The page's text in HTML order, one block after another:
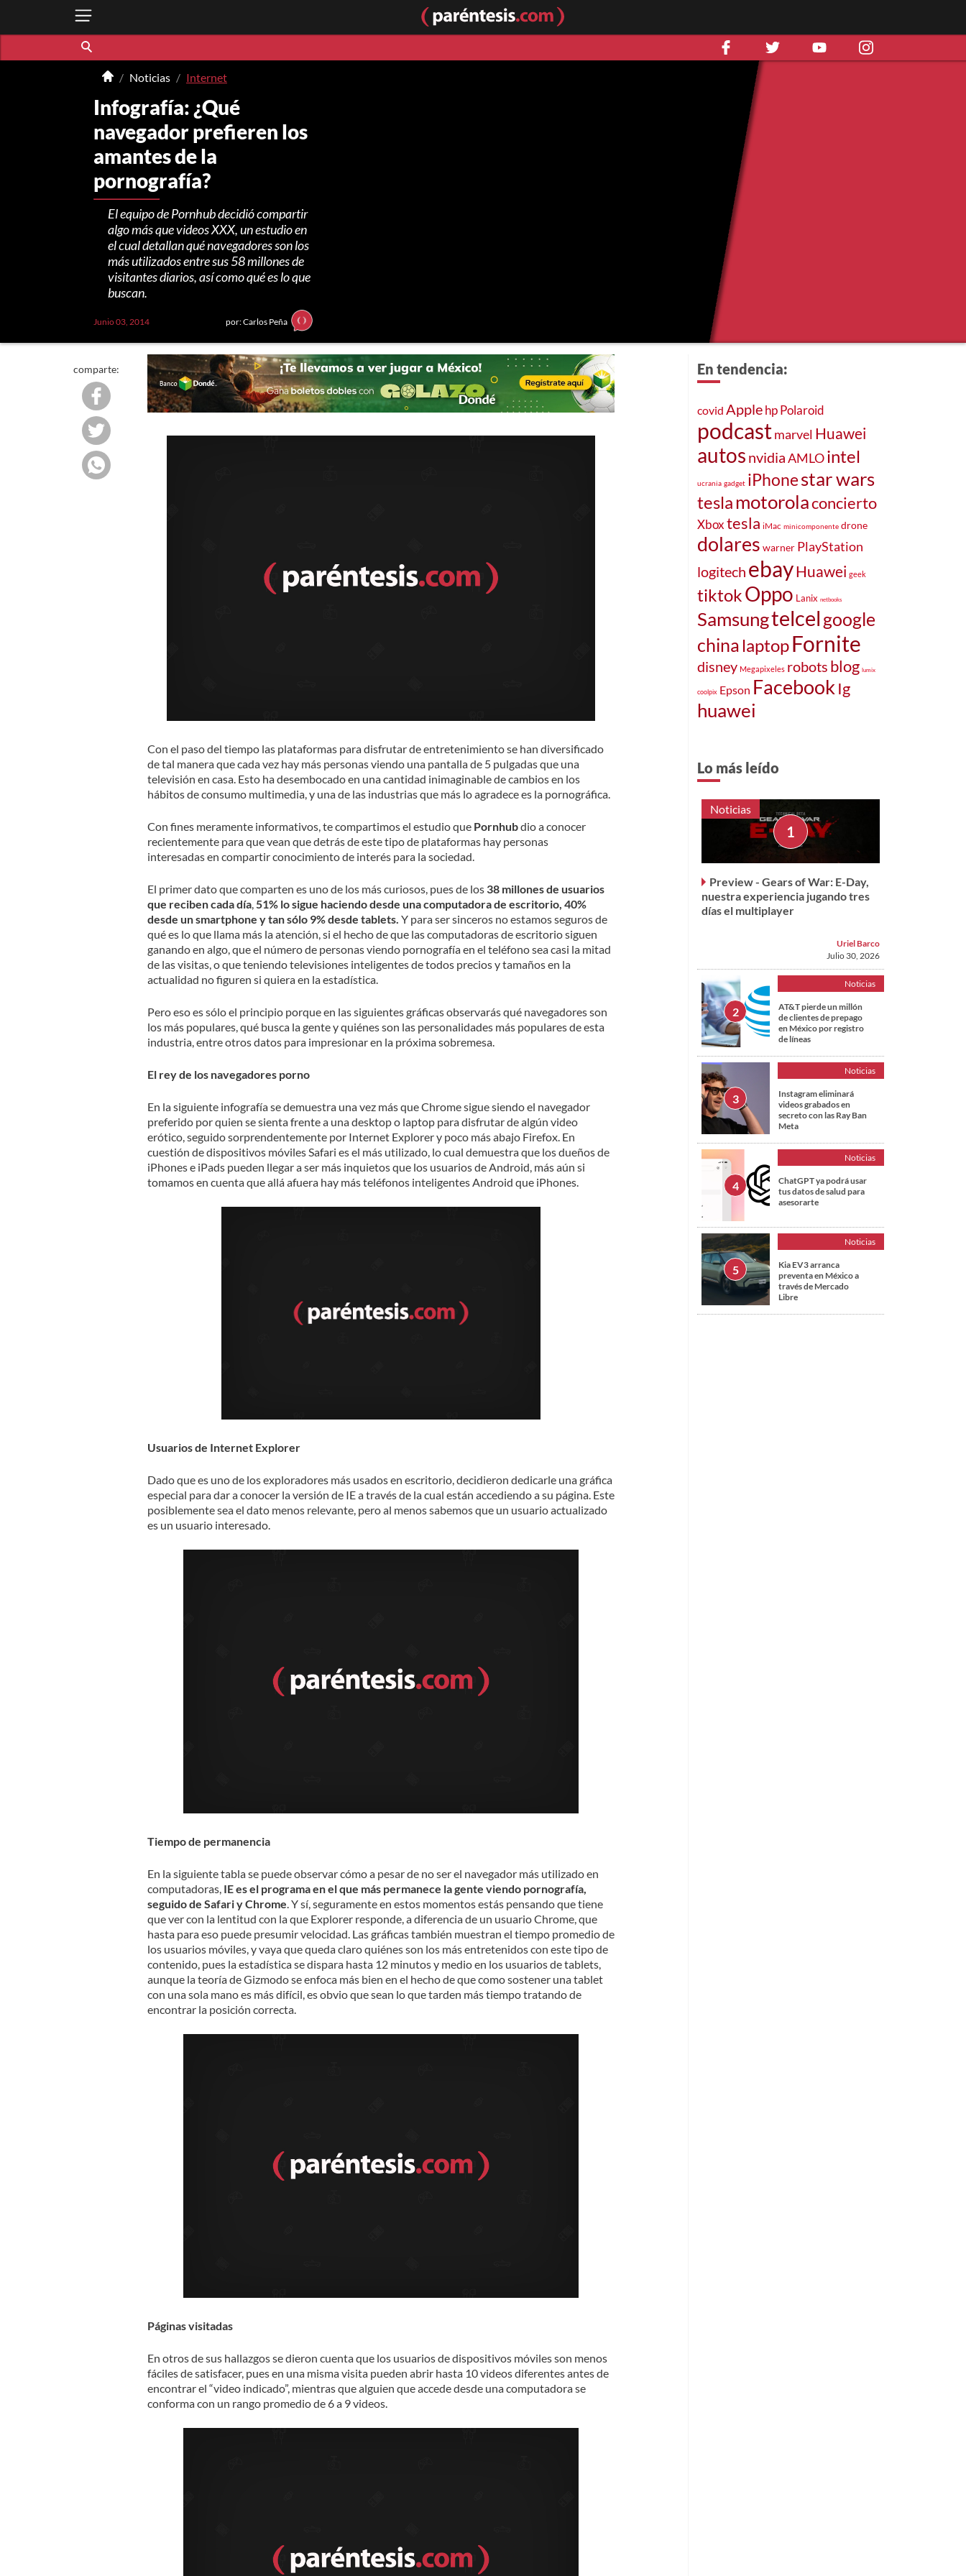
Noticias Internet
Infografía: ¿Qué
navegador prefieren los
amantes de la
pornografía?
El equipo de Pornhub decidió compartir
algo más que videos XXX, un estudio en
el cual detallan qué navegadores son los
más utilizados entre sus 58 millones de
visitantes diarios, así como qué es lo que
buscan.
Junio 03, 2014 por: Carlos Peña
comparte:
Con el paso del tiempo las plataformas para disfrutar de entretenimiento se han diversificado
de tal manera que cada vez hay más personas viendo una pantalla de 5 pulgadas que una
televisión en casa. Esto ha desembocado en una cantidad inimaginable de cambios en los
hábitos de consumo multimedia, y una de las industrias que más lo agradece es la pornográfica.
Con fines meramente informativos, te compartimos el estudio que Pornhubdio a conocer
recientemente para que vean que detrás de este tipo de plataformas hay personas
interesadas en compartir conocimiento de interés para la sociedad.
El primer dato que comparten es uno de los más curiosos, pues de los38 millones de usuarios
que reciben cada día,51% lo sigue haciendo desde una computadora de escritorio, 40%
desde un smartphone y tan sólo 9% desde tablets. Y para ser sinceros no estamos seguros de
qué es lo que llama más la atención, si el hecho de que las computadoras de escritorio siguen
ganando en algo, que el número de personas viendo pornografía en el teléfono sea casi la mitad
de las visitas, o que teniendo televisiones inteligentes de todos precios y tamaños en la
actualidad no figuren si quiera en la estadística.
Pero eso es sólo el principio porque en las siguientes gráficas observarás qué navegadores son
los más populares, qué busca la gente y quiénes son las personalidades más populares de esta
industria, entre otros datos para impresionar en la próxima sobremesa.
El rey de los navegadores porno
En la siguiente infografía se demuestra una vez más que Chrome sigue siendo el navegador
preferido por quien se sienta frente a una desktop o laptop para disfrutar de algún video
erótico, seguido sorprendentemente por Internet Explorer y poco más abajo Firefox. En
cuestión de dispositivos móviles Safari es el más utilizado, lo cual demuestra que los dueños de
iPhones e iPads pueden llegar a ser más inquietos que los usuarios de Android, más aún si
tomamos en cuenta que allá afuera hay más teléfonos inteligentes Android que iPhones.
Usuarios de Internet Explorer
Dado que es uno de los exploradores más usados en escritorio, decidieron dedicarle una gráfica
especial para dar a conocer la versión de IE a través de la cual están accediendo a su página. Este
posiblemente sea el dato menos relevante, pero al menos sabemos que un usuario actualizado
es un usuario interesado.
Tiempo de permanencia
En la siguiente tabla se puede observar cómo a pesar de no ser el navegador más utilizado en
computadoras,IE es el programa en el que más permanece la gente viendo pornografía,
seguido de Safari y Chrome. Y sí, seguramente en estos momentos estás pensando que tiene
que ver con la lentitud con la que Explorer responde, a diferencia de un usuario Chrome, que
hasta para eso puede presumir velocidad. Las gráficas también muestran el tiempo promedio de
los usuarios móviles, y vaya que queda claro quiénes son los más entretenidos con este tipo de
contenido, pues la estadística se dispara hasta 12 minutos y medio en los usuarios de tablets,
aunque la teoría de Gizmodo se enfoca más bien en el hecho de que como sostener una tablet
con una sola mano es más difícil, es obvio que sean lo que tarden más tiempo tratando de
encontrar la posición correcta.
Páginas visitadas
En otros de sus hallazgos se dieron cuenta que los usuarios de dispositivos móviles son menos
fáciles de satisfacer, pues en una misma visita pueden abrir hasta 10 videos diferentes antes de
encontrar el “video indicado”, mientras que alguien que accede desde una computadora se
conforma con un rango promedio de 6 a 9 videos.
En tendencia:
covid Apple hp Polaroid
podcast marvel Huawei
autos nvidiaAMLOintel
ucrania gadget iPhonestar wars
teslamotorolaconcierto
Xboxtesla iMac minicomponente drone
dolares warner PlayStation
logitech ebayHuawei geek
tiktokOppo Lanix netbooks
Samsungtelcel google
china laptopFornite
disney Megapixeles robots blog lumix
coolpix Epson Facebook Ig
huawei
Lo más leído
Noticias
Preview - Gears of War: E-Day,
nuestra experiencia jugando tres
días el multiplayer
Uriel Barco
Julio 30, 2026
Noticias
AT&T pierde un millón
de clientes de prepago
en México por registro
de líneas
Noticias
Instagram eliminará
videos grabados en
secreto con las Ray Ban
Meta
Noticias
ChatGPT ya podrá usar
tus datos de salud para
asesorarte
Noticias
Kia EV3 arranca
preventa en México a
través de Mercado
Libre